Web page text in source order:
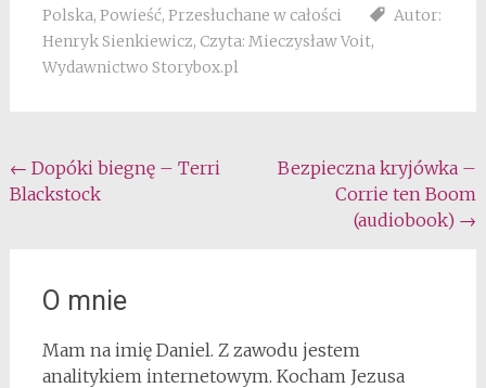
Polska, Powieść, Przesłuchane w całości
Autor:
Henryk Sienkiewicz, Czyta: Mieczysław Voit,
Wydawnictwo Storybox.pl
Post
navigation
← Dopóki biegnę – Terri
Blackstock
Bezpieczna kryjówka –
Corrie ten Boom
(audiobook) →
O mnie
Mam na imię Daniel. Z zawodu jestem
analitykiem internetowym. Kocham Jezusa